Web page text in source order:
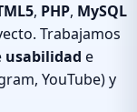
, PHP, MySQL
Trabajamos
usabilidad e
YouTube) y